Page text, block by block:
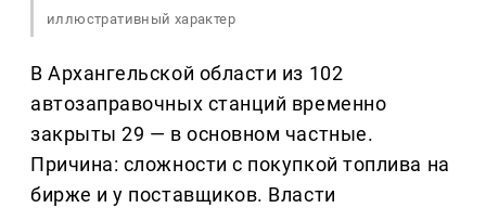
иллюстративный характер
В Архангельской области из 102
автозаправочных станций временно
закрыты 29 — в основном частные.
Причина: сложности с покупкой топлива на
бирже и у поставщиков. Власти